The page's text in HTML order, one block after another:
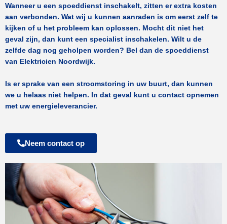
Wanneer u een spoeddienst inschakelt, zitten er extra kosten
aan verbonden. Wat wij u kunnen aanraden is om eerst zelf te
kijken of u het probleem kan oplossen. Mocht dit niet het
geval zijn, dan kunt een specialist inschakelen. Wilt u de
zelfde dag nog geholpen worden? Bel dan de spoeddienst
van Elektricien Noordwijk.
Is er sprake van een stroomstoring in uw buurt, dan kunnen
we u helaas niet helpen. In dat geval kunt u contact opnemen
met uw energieleverancier.
Neem contact op